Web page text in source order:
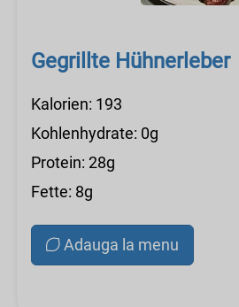
Gegrillte Hühnerleber
Kalorien: 193
Kohlenhydrate: 0g
Protein: 28g
Fette: 8g
Adauga la menu